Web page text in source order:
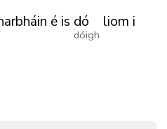
é is dó
dóigh
liom i